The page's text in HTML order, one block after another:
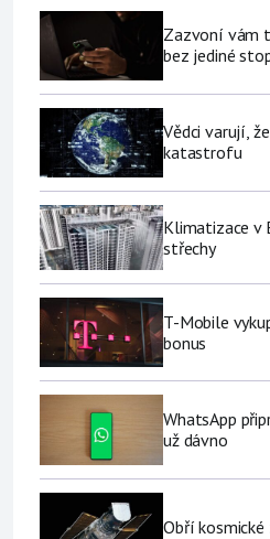
Zazvoní vám
bez jediné
Vědci varují,
katastrofu
Klimatizace v
střechy
T-Mobile
bonus
WhatsApp
už dávno
Obří